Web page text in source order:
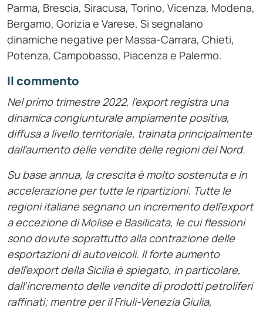
Parma, Brescia, Siracusa, Torino, Vicenza, Modena,
Bergamo, Gorizia e Varese. Si segnalano
dinamiche negative per Massa-Carrara, Chieti,
Potenza, Campobasso, Piacenza e Palermo.
Il commento
Nel primo trimestre 2022, l’export registra una
dinamica congiunturale ampiamente positiva,
diffusa a livello territoriale, trainata principalmente
dall’aumento delle vendite delle regioni del Nord.
Su base annua, la crescita è molto sostenuta e in
accelerazione per tutte le ripartizioni. Tutte le
regioni italiane segnano un incremento dell’export
a eccezione di Molise e Basilicata, le cui flessioni
sono dovute soprattutto alla contrazione delle
esportazioni di autoveicoli. Il forte aumento
dell’export della Sicilia è spiegato, in particolare,
dall’incremento delle vendite di prodotti petroliferi
raffinati; mentre per il Friuli-Venezia Giulia,